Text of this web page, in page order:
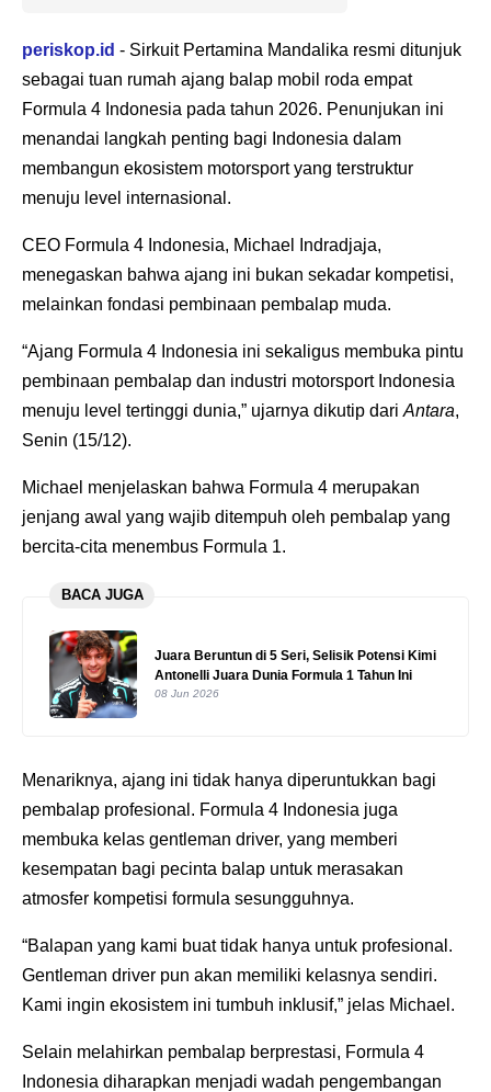
periskop.id - Sirkuit Pertamina Mandalika resmi ditunjuk
sebagai tuan rumah ajang balap mobil roda empat
Formula 4 Indonesia pada tahun 2026. Penunjukan ini
menandai langkah penting bagi Indonesia dalam
membangun ekosistem motorsport yang terstruktur
menuju level internasional.
CEO Formula 4 Indonesia, Michael Indradjaja,
menegaskan bahwa ajang ini bukan sekadar kompetisi,
melainkan fondasi pembinaan pembalap muda.
“Ajang Formula 4 Indonesia ini sekaligus membuka pintu
pembinaan pembalap dan industri motorsport Indonesia
menuju level tertinggi dunia,” ujarnya dikutip dari Antara,
Senin (15/12).
Michael menjelaskan bahwa Formula 4 merupakan
jenjang awal yang wajib ditempuh oleh pembalap yang
bercita-cita menembus Formula 1.
BACA JUGA
Juara Beruntun di 5 Seri, Selisik Potensi Kimi
Antonelli Juara Dunia Formula 1 Tahun Ini
08 Jun 2026
Menariknya, ajang ini tidak hanya diperuntukkan bagi
pembalap profesional. Formula 4 Indonesia juga
membuka kelas gentleman driver, yang memberi
kesempatan bagi pecinta balap untuk merasakan
atmosfer kompetisi formula sesungguhnya.
“Balapan yang kami buat tidak hanya untuk profesional.
Gentleman driver pun akan memiliki kelasnya sendiri.
Kami ingin ekosistem ini tumbuh inklusif,” jelas Michael.
Selain melahirkan pembalap berprestasi, Formula 4
Indonesia diharapkan menjadi wadah pengembangan